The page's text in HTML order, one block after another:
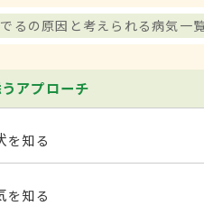
るの原因と考えられる病気一
アプローチ
を知る
を知る